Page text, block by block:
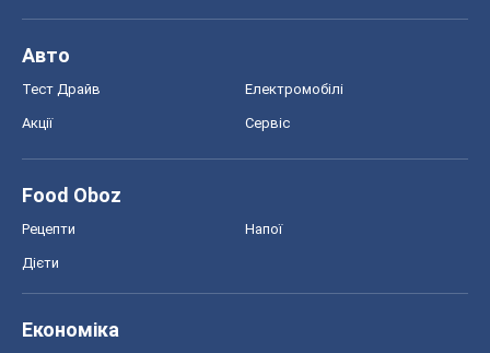
Авто
Тест Драйв Електромобілі
Акції Сервіс
Food Oboz
Рецепти Напої
Дієти
Економіка